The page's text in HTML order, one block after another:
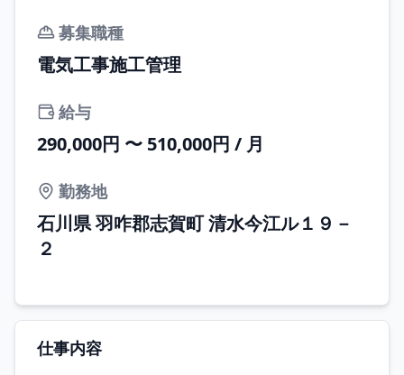
募集職種
電気工事施工管理
給与
290,000円 〜 510,000円 / 月
勤務地
石川県 羽咋郡志賀町 清水今江ル１９－
２
仕事内容